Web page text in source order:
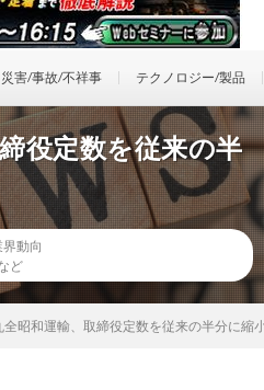
災害/事故/不祥事 テクノロジー/製品
役定数を従来の半
動向
ど
全昭和運輸、取締役定数を従来の半分に縮